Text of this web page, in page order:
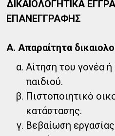
ΔΙΚΑΙΟΛΟΓΗΤΙΚΑ
ΕΠΑΝΕΓΓΡΑΦΗΣ
Α. Απαραίτητα
Αίτηση του γονέα
παιδιού.
Πιστοποιητικό
κατάστασης.
Βεβαίωση